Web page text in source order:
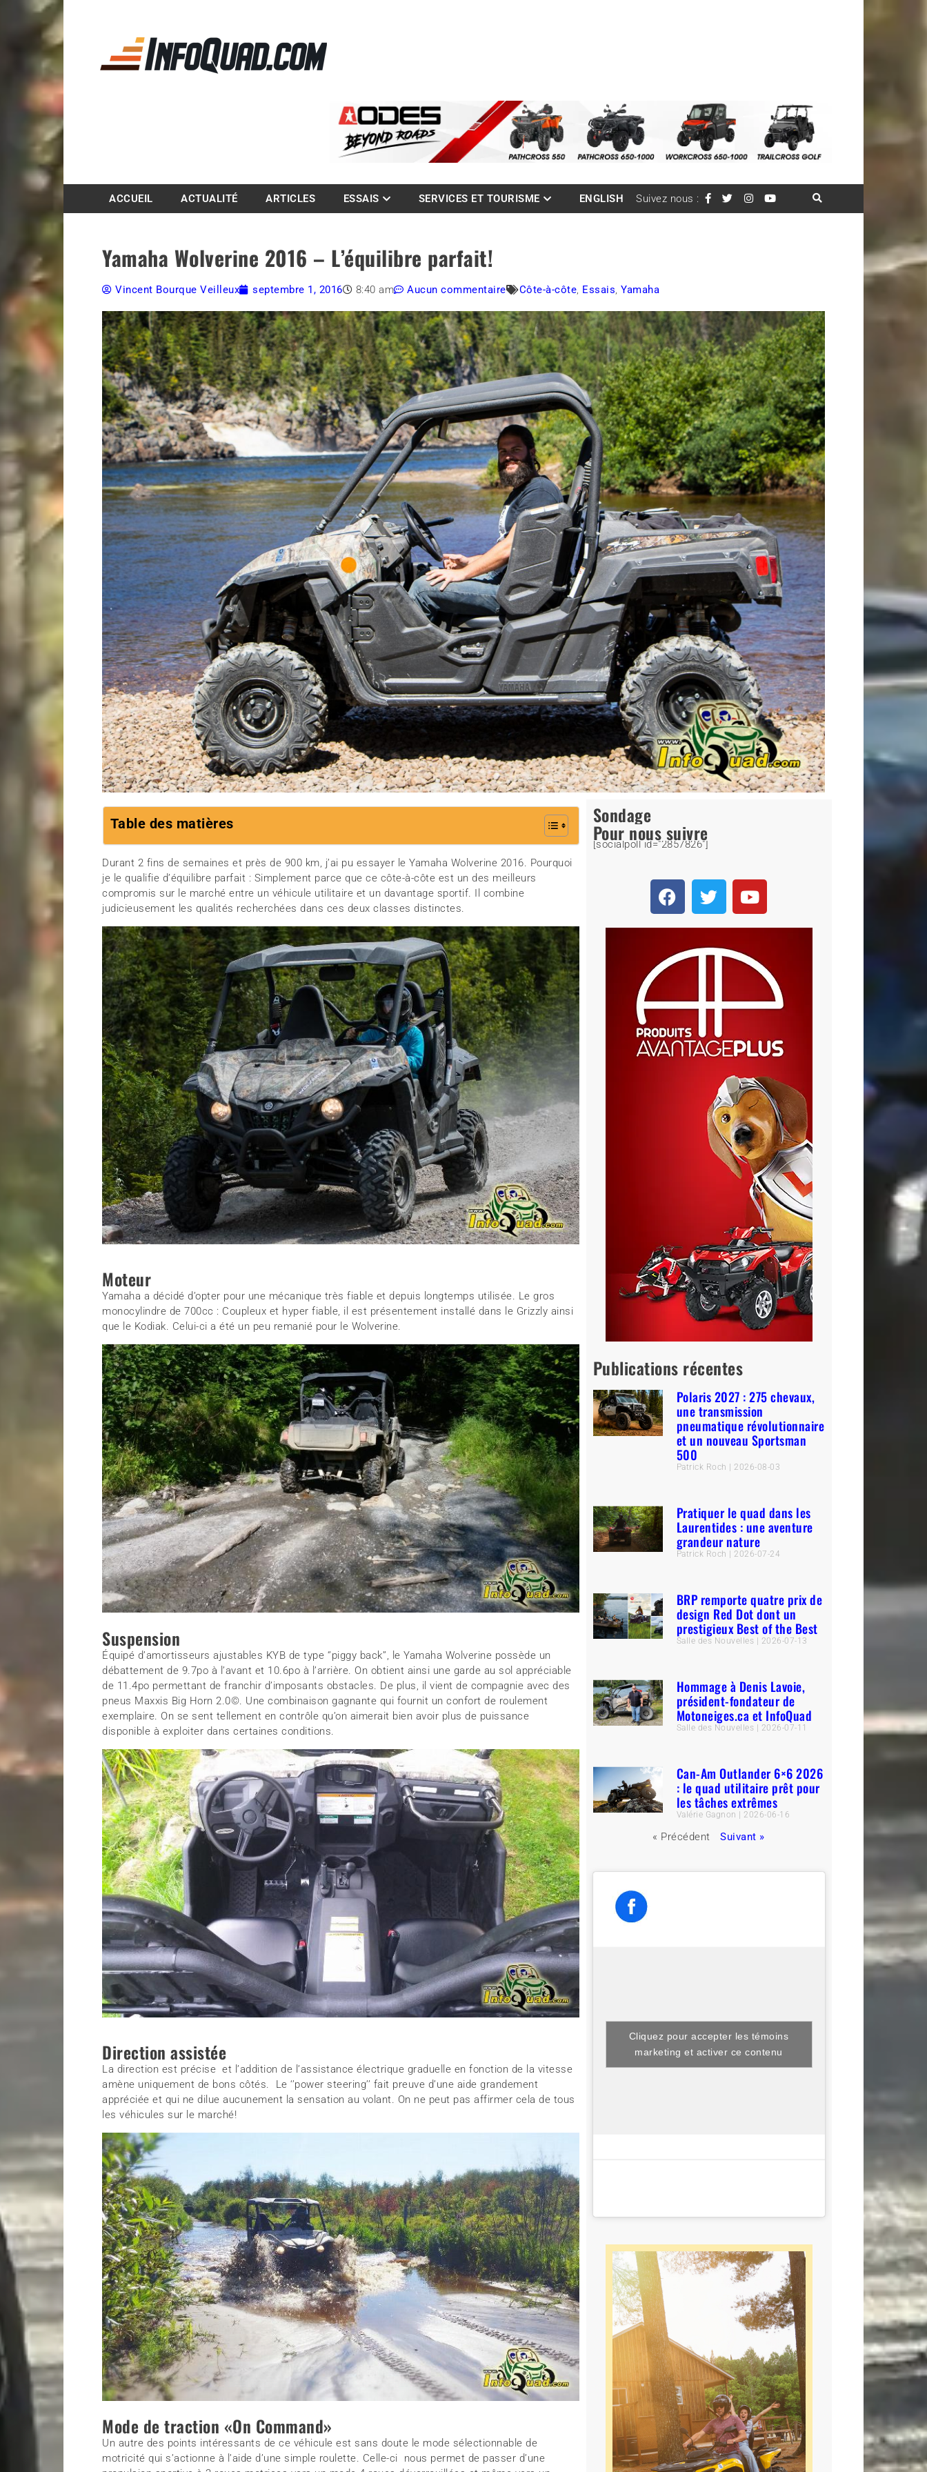
ACCUEIL ACTUALITÉ ARTICLES ESSAIS SERVICES ET TOURISME ENGLISH Suivez nous :
Yamaha Wolverine 2016 – L’équilibre parfait!
Vincent Bourque Veilleux septembre 1, 2016 8:40 am Aucun commentaire Côte-à-côte, Essais,Yamaha
Table des matières
Durant 2 fins de semaines et près de 900 km, j’ai pu essayer le Yamaha Wolverine 2016. Pourquoi
je le qualifie d’équilibre parfait : Simplement parce que ce côte-à-côte est un des meilleurs
compromis sur le marché entre un véhicule utilitaire et un davantage sportif. Il combine
judicieusement les qualités recherchées dans ces deux classes distinctes.
Moteur
Yamaha a décidé d’opter pour une mécanique très fiable et depuis longtemps utilisée. Le gros
monocylindre de 700cc : Coupleux et hyper fiable, il est présentement installé dans le Grizzly ainsi
que le Kodiak. Celui-ci a été un peu remanié pour le Wolverine.
Suspension
Équipé d’amortisseurs ajustables KYB de type ‘’piggy back’’, le Yamaha Wolverine possède un
débattement de 9.7po à l’avant et 10.6po à l’arrière. On obtient ainsi une garde au sol appréciable
de 11.4po permettant de franchir d’imposants obstacles. De plus, il vient de compagnie avec des
pneus Maxxis Big Horn 2.0©. Une combinaison gagnante qui fournit un confort de roulement
exemplaire. On se sent tellement en contrôle qu’on aimerait bien avoir plus de puissance
disponible à exploiter dans certaines conditions.
Direction assistée
La direction est précise et l’addition de l’assistance électrique graduelle en fonction de la vitesse
amène uniquement de bons côtés. Le ‘’power steering’’ fait preuve d’une aide grandement
appréciée et qui ne dilue aucunement la sensation au volant. On ne peut pas affirmer cela de tous
les véhicules sur le marché!
Mode de traction «On Command»
Un autre des points intéressants de ce véhicule est sans doute le mode sélectionnable de
motricité qui s’actionne à l’aide d’une simple roulette. Celle-ci nous permet de passer d’une
Sondage
[socialpoll id="2857826"]
Pour nous suivre
Publications récentes
Polaris 2027 : 275 chevaux,
une transmission
pneumatique révolutionnaire
et un nouveau Sportsman
500
Patrick Roch 2026-08-03
Pratiquer le quad dans les
Laurentides : une aventure
grandeur nature
Patrick Roch 2026-07-24
BRP remporte quatre prix de
design Red Dot dont un
prestigieux Best of the Best
Salle des Nouvelles 2026-07-13
Hommage à Denis Lavoie,
président-fondateur de
Motoneiges.ca et InfoQuad
Salle des Nouvelles 2026-07-11
Can-Am Outlander 6×6 2026
: le quad utilitaire prêt pour
les tâches extrêmes
Valérie Gagnon 2026-06-16
« Précédent Suivant »
Cliquez pour accepter les témoins
marketing et activer ce contenu